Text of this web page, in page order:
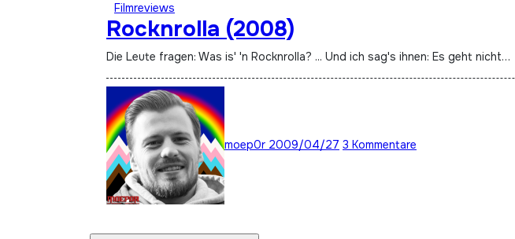
Filmreviews
Rocknrolla (2008)
Die Leute fragen: Was is' 'n Rocknrolla? ... Und ich sag's ihnen: Es geht nicht…
moep0r 2009/04/27 3 Kommentare